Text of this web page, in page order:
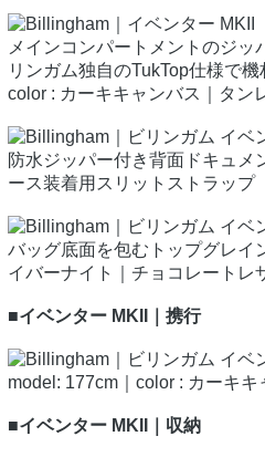
メインコンパートメントのジ
リンガム独自のTukTop仕様で機
color : カーキキャンバス｜タン
防水ジッパー付き背面ドキュメ
ース装着用スリットストラップ
バッグ底面を包むトップグレイ
イバーナイト｜チョコレートレ
■イベンター MKII｜携行
model: 177cm｜color : カーキ
■イベンター MKII｜収納